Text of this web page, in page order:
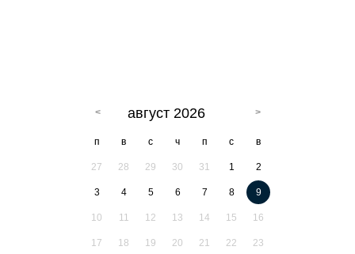
август 2026
п в с ч п с в
27 28 29 30 31 1 2
3 4 5 6 7 8 9
10 11 12 13 14 15 16
17 18 19 20 21 22 23